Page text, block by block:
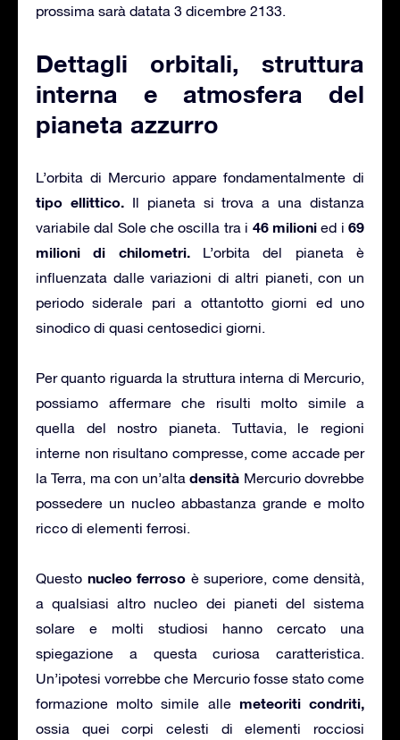
prossima sarà datata 3 dicembre 2133.
Dettagli orbitali, struttura
interna e atmosfera del
pianeta azzurro
L’orbita di Mercurio appare fondamentalmente di
tipo ellittico.Il pianeta si trova a una distanza
variabile dal Sole che oscilla tra i 46 milionied i 69
milioni di chilometri.L’orbita del pianeta è
influenzata dalle variazioni di altri pianeti, con un
periodo siderale pari a ottantotto giorni ed uno
sinodico di quasi centosedici giorni.
Per quanto riguarda la struttura interna di Mercurio,
possiamo affermare che risulti molto simile a
quella del nostro pianeta. Tuttavia, le regioni
interne non risultano compresse, come accade per
la Terra, ma con un’altadensità Mercurio dovrebbe
possedere un nucleo abbastanza grande e molto
ricco di elementi ferrosi.
Questo nucleo ferroso è superiore, come densità,
a qualsiasi altro nucleo dei pianeti del sistema
solare e molti studiosi hanno cercato una
spiegazione a questa curiosa caratteristica.
Un’ipotesi vorrebbe che Mercurio fosse stato come
formazione molto simile alle meteoriti condriti,
ossia quei corpi celesti di elementi rocciosi